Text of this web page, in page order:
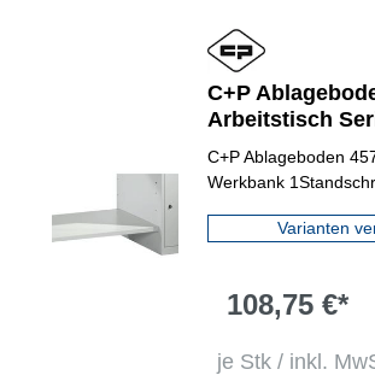
C+P
Arbeitstisch
C+P Ablageboden
Werkbank
Varianten
108,75 €*
je Stk / inkl.